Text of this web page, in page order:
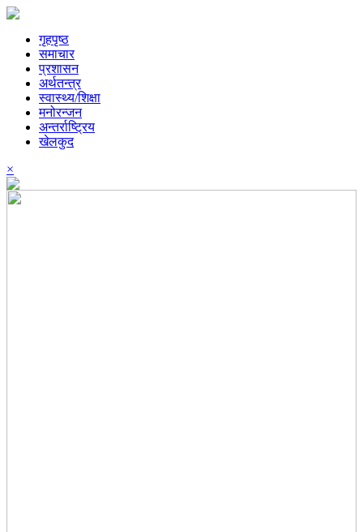
गृहपृष्ठ
समाचार
प्रशासन
अर्थतन्त्र
स्वास्थ्य/शिक्षा
मनोरन्जन
अन्तर्राष्ट्रिय
खेलकुद
×